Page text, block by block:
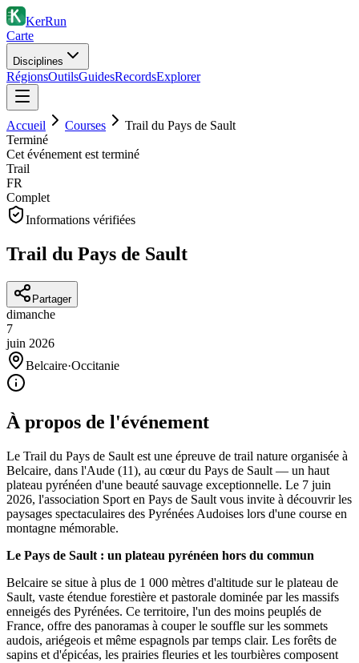
KerRun
Carte
Disciplines
RégionsOutilsGuidesRecordsExplorer
Accueil Courses
Trail du Pays de Sault
Terminé
Cet événement est terminé
Trail
FR
Complet
Informations vérifiées
Trail du Pays de Sault
Partager
dimanche
7
juin 2026
Belcaire·Occitanie
À propos de l'événement
Le Trail du Pays de Sault est une épreuve de trail nature organisée à
Belcaire, dans l'Aude (11), au cœur du Pays de Sault — un haut
plateau pyrénéen d'une beauté sauvage exceptionnelle. Le 7 juin
2026, l'association Sport en Pays de Sault vous invite à découvrir les
paysages spectaculaires des Pyrénées Audoises lors d'une course en
montagne mémorable.
Le Pays de Sault : un plateau pyrénéen hors du commun
Belcaire se situe à plus de 1 000 mètres d'altitude sur le plateau de
Sault, vaste étendue forestière et pastorale dominée par les massifs
enneigés des Pyrénées. Ce territoire, l'un des moins peuplés de
France, offre des panoramas à couper le souffle sur les sommets
audois, ariégeois et même espagnols par temps clair. Les forêts de
sapins et d'épicéas, les prairies fleuries et les tourbières composent